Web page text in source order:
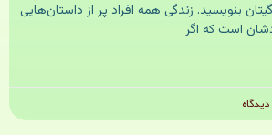
بنویسید. زندگی همه افراد پر از داستان‌هایی
است که اگر